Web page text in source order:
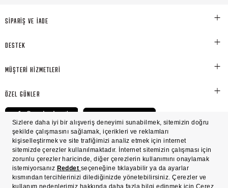
SİPARİŞ VE İADE
DESTEK
MÜŞTERİ HİZMETLERİ
ÖZEL GÜNLER
© Victoria's Secret Shaya Mağazacılık A.Ş. Franchise lisansı aracılığıyla işletilen ticari
markasıdır. Her hakkı saklıdır.
Süreç Bazlı Müşteri Aydınlatma Metni
Üyelik ve Gizlilik Sözleşmesi
İşlem Rehberi